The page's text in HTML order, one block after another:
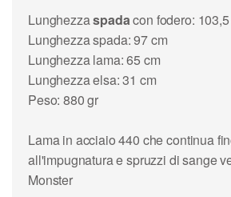
Lunghezzaspadacon fodero: 103,5
Lunghezza spada: 97 cm
Lunghezza lama: 65 cm
Lunghezza elsa: 31 cm
Peso: 880 gr
Lama in acciaio 440 che continua
all'impugnatura e spruzzi di sange
Monster